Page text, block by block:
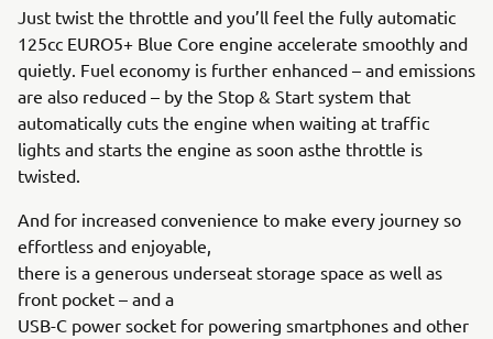
Just twist the throttle and you’ll feel the fully automatic
125cc EURO5+ Blue Core engine accelerate smoothly and
quietly. Fuel economy is further enhanced – and emissions
are also reduced – by the Stop & Start system that
automatically cuts the engine when waiting at traffic
lights and starts the engine as soon asthe throttle is
twisted.
And for increased convenience to make every journey so
effortless and enjoyable,
there is a generous underseat storage space as well as
front pocket – and a
USB-C power socket for powering smartphones and other